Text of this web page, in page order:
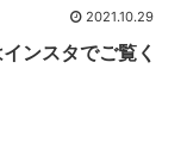
2021.10.29
ンスタでご覧く